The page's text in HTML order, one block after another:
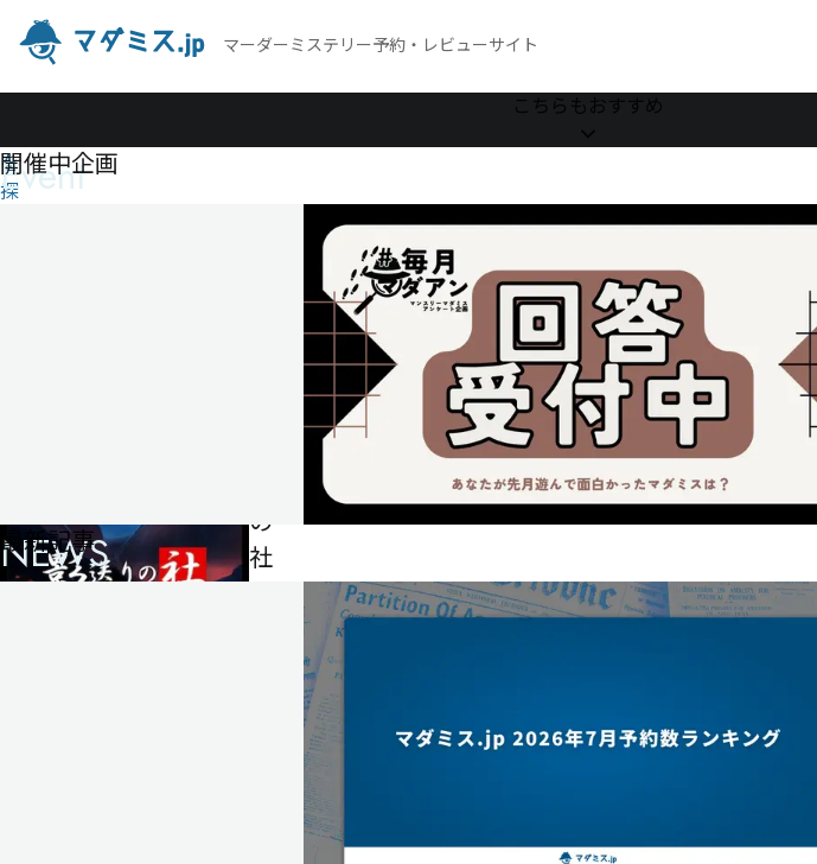
マーダーミステリー予約・レビューサイト
を
探
の
社
こちらもおすすめ
Event
開催中企画
NEWS
最新記事